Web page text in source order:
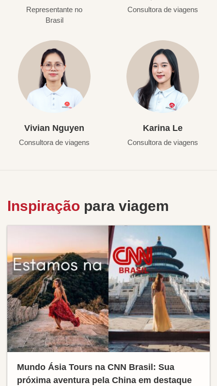
Representante no
Brasil
Consultora de viagens
Vivian Nguyen
Consultora de viagens
Karina Le
Consultora de viagens
Inspiração para viagem
Mundo Ásia Tours na CNN Brasil: Sua
próxima aventura pela China em destaque